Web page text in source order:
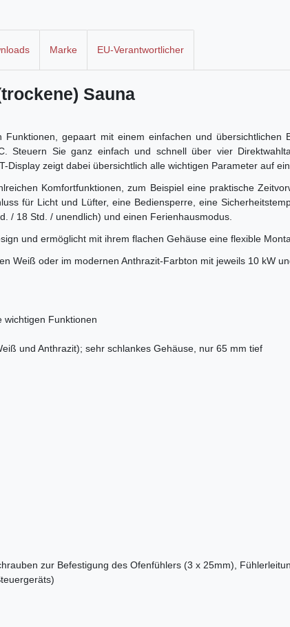
Marke EU-Verantwortlicher
Sauna
gepaart mit einem einfachen und übersichtlichen
Steuern Sie ganz einfach und schnell über vier
zeigt dabei übersichtlich alle wichtigen Parameter auf
Komfortfunktionen, zum Beispiel eine praktische
für Licht und Lüfter, eine Bediensperre, eine
/ 18 Std. / unendlich) und einen Ferienhausmodus.
und ermöglicht mit ihrem flachen Gehäuse eine flexible
Weiß oder im modernen Anthrazit-Farbton mit jeweils 10 kW
wichtigen Funktionen
und Anthrazit); sehr schlankes Gehäuse, nur 65 mm tief
zur Befestigung des Ofenfühlers (3 x 25mm),